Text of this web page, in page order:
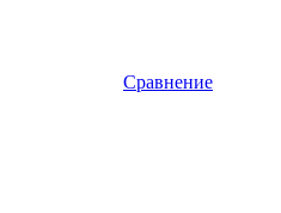
Сравнение